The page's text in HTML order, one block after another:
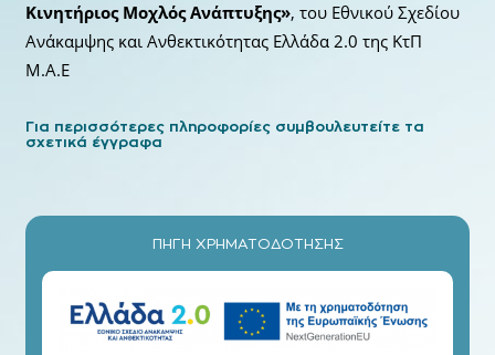
Κινητήριος Μοχλός Ανάπτυξης», του Εθνικού Σχεδίου
Ανάκαμψης και Ανθεκτικότητας Ελλάδα 2.0 της ΚτΠ
Μ.Α.Ε
Για περισσότερες πληροφορίες συμβουλευτείτε τα
σχετικά έγγραφα
ΠΗΓΗ ΧΡΗΜΑΤΟΔΟΤΗΣΗΣ